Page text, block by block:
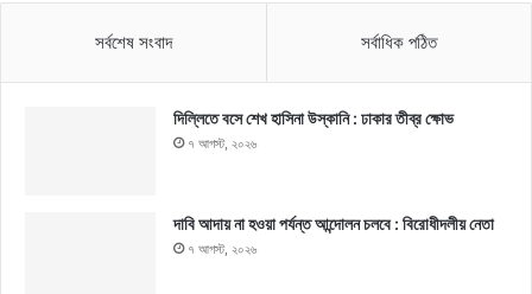
সর্বশেষ সংবাদ সর্বাধিক পঠিত
দিল্লিতে বসে শেখ হাসিনা উস্কানি : ঢাকার তীব্র ক্ষোভ
৭ আগস্ট, ২০২৬
দাবি আদায় না হওয়া পর্যন্ত আন্দোলন চলবে : বিরোধীদলীয় নেতা
৭ আগস্ট, ২০২৬